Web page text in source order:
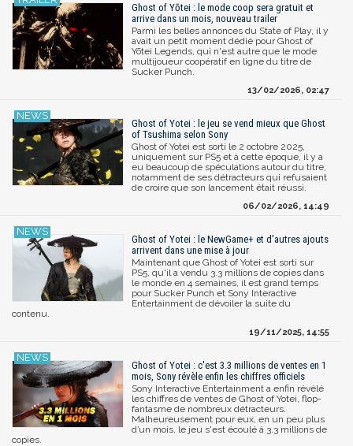
Ghost of Yōtei : le mode coop sera gratuit et
arrive dans un mois, nouveau trailer
Parmi les belles annonces du State of Play, il y
avait un petit moment dédié pour Ghost of
Yōtei Legends, qui n'est autre que le mode
multijoueur coopératif en ligne du titre de
Sucker Punch.
13/02/2026, 02:47
Ghost of Yotei : le jeu se vend mieux que Ghost
of Tsushima selon Sony
Ghost of Yotei est sorti le 2 octobre 2025,
uniquement sur PS5 et à cette époque, il y a
eu beaucoup de spéculations autour du titre,
notamment de ses détracteurs qui refusaient
de croire que son lancement était réussi.
06/02/2026, 14:49
Ghost of Yotei : le NewGame+ et d'autres ajouts
arrivent dans une mise à jour
Maintenant que Ghost of Yotei est sorti sur
PS5, qu'il a vendu 3.3 millions de copies dans
le monde en 4 semaines, il est grand temps
pour Sucker Punch et Sony Interactive
Entertainment de dévoiler la suite du
contenu.
19/11/2025, 14:55
Ghost of Yotei : c'est 3.3 millions de ventes en 1
mois, Sony révèle enfin les chiffres officiels
Sony Interactive Entertainment a enfin révélé
les chiffres de ventes de Ghost of Yotei, flop-
fantasme de nombreux détracteurs.
Malheureusement pour eux, en un peu plus
d’un mois, le jeu s'est écoulé à 3.3 millions de
copies.